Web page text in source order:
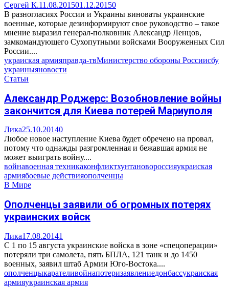
Сергей К.11.08.201501.12.20150
В разногласиях России и Украины виноваты украинские
военные, которые дезинформируют свое руководство – такое
мнение выразил генерал-полковник Александр Ленцов,
замкомандующего Сухопутными войсками Вооруженных Сил
России....
украиская армияправда-твМинистерство обороны Россиисбу
украиныяновости
Статьи
Александр Роджерс: Возобновление войны
закончится для Киева потерей Мариуполя
Лика25.10.20140
Любое новое наступление Киева будет обречено на провал,
потому что однажды разгромленная и бежавшая армия не
может выиграть войну....
войнавоенная техникаконфликтхунтановороссияукраиская
армиябоевые действияополченцы
В Мире
Ополченцы заявили об огромных потерях
украинских войск
Лика17.08.20141
С 1 по 15 августа украинские войска в зоне «спецоперации»
потеряли три самолета, пять БПЛА, 121 танк и до 1450
военных, заявил штаб Армии Юго-Востока....
ополченцыкарателивойнапотеризаявлениедонбассукраиская
армияукраинская армия